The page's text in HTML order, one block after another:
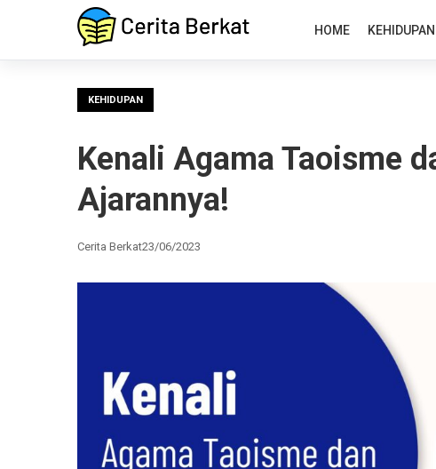
HOME KEHIDUPAN
KEHIDUPAN
Kenali Agama Taoisme
Ajarannya!
Cerita Berkat23/06/2023